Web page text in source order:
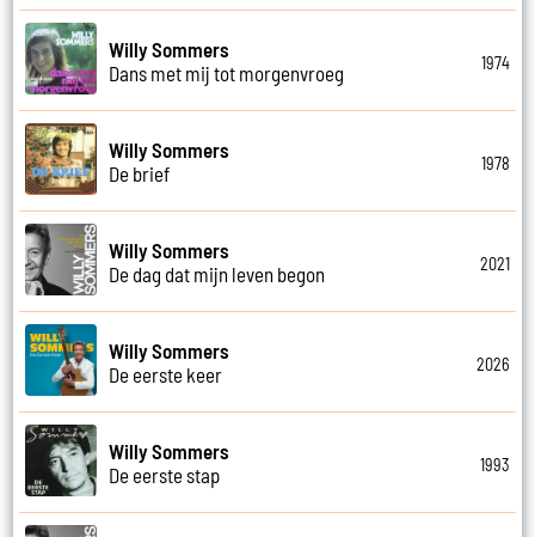
Willy Sommers
Dans met mij tot morgenvroeg
1974
Willy Sommers
De brief
1978
Willy Sommers
De dag dat mijn leven begon
2021
Willy Sommers
De eerste keer
2026
Willy Sommers
De eerste stap
1993